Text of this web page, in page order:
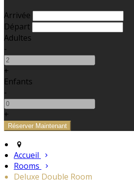
Arrivée
Départ
Adultes
-
+
Enfants
-
+
Accueil
Rooms
Deluxe Double Room